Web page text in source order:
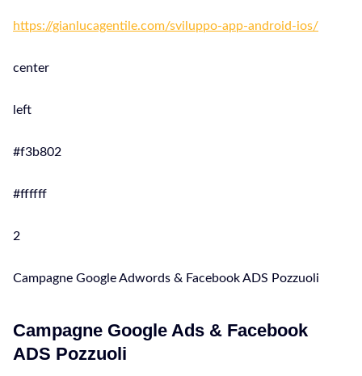
https://gianlucagentile.com/sviluppo-app-android-ios/
center
left
#f3b802
#ffffff
2
Campagne Google Adwords & Facebook ADS Pozzuoli
Campagne Google Ads & Facebook
ADS Pozzuoli